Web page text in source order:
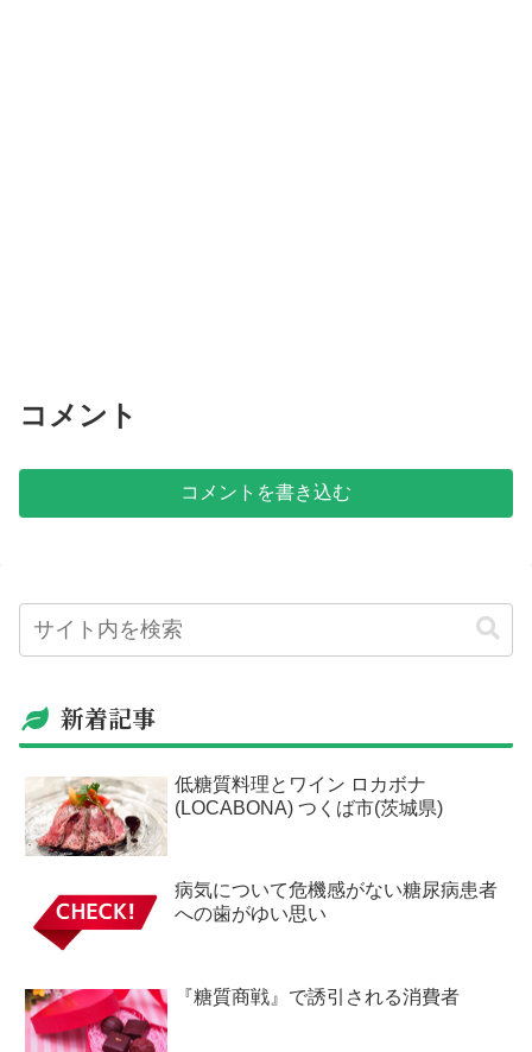
コメント
コメントを書き込む
新着記事
低糖質料理とワイン ロカボナ
(LOCABONA) つくば市(茨城県)
病気について危機感がない糖尿病患者
への歯がゆい思い
『糖質商戦』で誘引される消費者